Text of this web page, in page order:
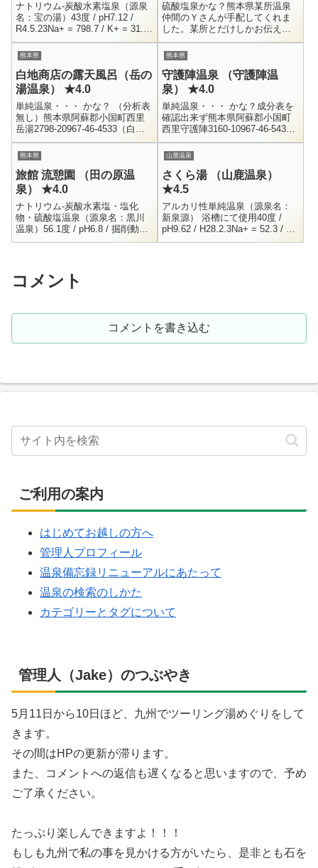
ナトリウム-炭酸水素塩泉（源泉
名：宝の湯）43度 / pH7.12 /
R4.5.23Na+ = 798.7 / K+ = 31.1
/ Ca+ = 21.4 / Mg+ = 8....
硫酸塩泉かな？熊本県某所温泉
仲間のＹさんが手配してくれま
した。某所とだけしかお伝え出
来ませんが、アパート住人用だ
った温泉で、湯温低下を理由に
現在は使われていないお風呂で
す。つまり、...
熊本県
白地商店の露天風呂（岳の
湯温泉） ★4.0
単純温泉・・・ かな？ （分析表
無し）熊本県阿蘇郡小国町西里
岳湯2798-20967-46-4533（白地
商店）貸切露天風呂 × 21人 300
円（50分まで）9:00 ～ 18:...
熊本県
守護陣温泉 （守護陣温
泉） ★4.0
単純温泉・・・ かな？成分表を
確認出来ず熊本県阿蘇郡小国町
西里守護陣3160-10967-46-5430
貸切風呂・貸切露天風呂 / 計15
箇所50分 2000円から24時間営業
わい...
熊本県
旅館 流憩園 （田の原温
泉） ★4.0
ナトリウム-炭酸水素塩・塩化
物・硫酸塩温泉（源泉名：黒川
温泉）56.1度 / pH6.8 / 掘削動力
揚湯 / R3.2.15Li+ = 0.4 / Na+ =
山鹿温泉
さくら湯 （山鹿温泉）
★4.5
アルカリ性単純温泉（源泉名：
新泉源） 浴槽にて使用40度 /
pH9.62 / H28.2.3Na+ = 52.3 / K+
= 0.3 / Ca+ = 1.4F- = 4.1 /...
コメント
コメントを書き込む
ご利用の案内
はじめてお越しの方へ
管理人プロフィール
温泉備忘録リニューアルにあたって
温泉の検索のしかた
カテゴリーとタグについて
管理人（Jake）のつぶやき
5月11日から10日ほど、九州でツーリング湯めぐりをして
きます。
その間はHPの更新が滞ります。
また、コメントへの返信も遅くなると思いますので、予め
ご了承ください。
たっぷり楽しんできますよ！！！
もしも九州で私の事を見かける方がいたら、是非とも石を